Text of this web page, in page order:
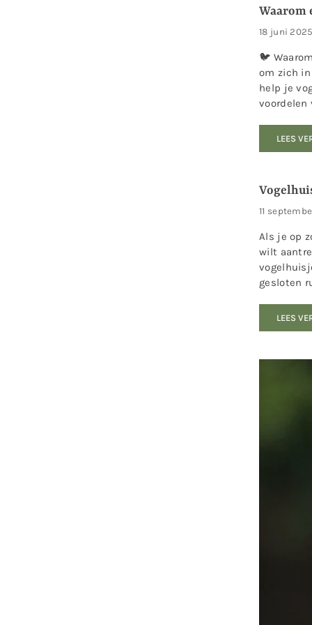
Waarom
18 juni
🐦
om zich
help je
voordelen
LEES
11
Als je op
wilt
gesloten
LEES